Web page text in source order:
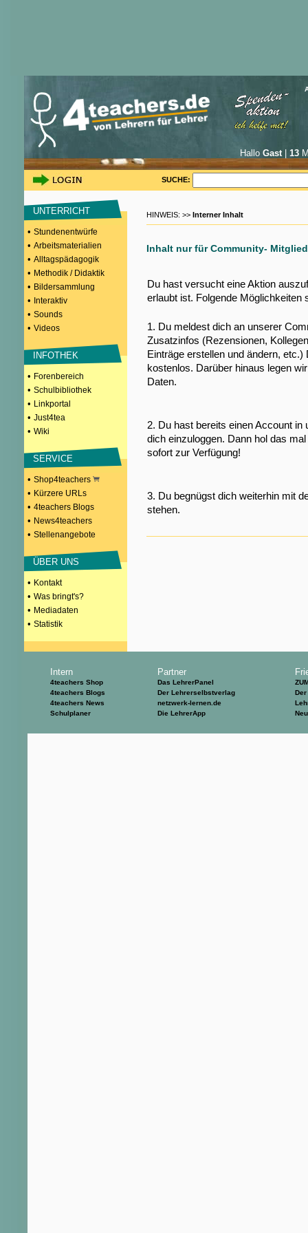
Hallo Gast| 13
SUCHE:
UNTERRICHT
• Stundenentwürfe
• Arbeitsmaterialien
• Alltagspädagogik
• Methodik / Didaktik
• Bildersammlung
• Interaktiv
• Sounds
• Videos
INFOTHEK
• Forenbereich
• Schulbibliothek
• Linkportal
• Just4tea
• Wiki
SERVICE
• Shop4teachers
• Kürzere URLs
• 4teachers Blogs
• News4teachers
• Stellenangebote
ÜBER UNS
• Kontakt
• Was bringt's?
• Mediadaten
• Statistik
HINWEIS: >> Interner Inhalt
Inhalt nur für Community-
Du hast versucht eine Aktion
erlaubt ist. Folgende Möglichkeiten
1. Du meldest dich an unserer
Zusatzinfos (Rezensionen,
Einträge erstellen und ändern,
kostenlos. Darüber hinaus legen
Daten.
2. Du hast bereits einen Account
dich einzuloggen. Dann hol das
sofort zur Verfügung!
3. Du begnügst dich weiterhin mit
stehen.
Intern
4teachers Shop
4teachers Blogs
4teachers News
Schulplaner
Partner
Das LehrerPanel
Der Lehrerselbstverlag
netzwerk-lernen.de
Die LehrerApp